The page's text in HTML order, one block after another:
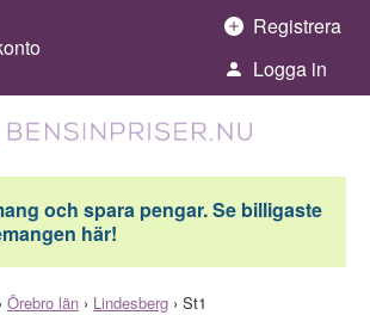
Registrera
Logga in
och spara pengar. Se billigaste
här!
Örebro län › Lindesberg › St1